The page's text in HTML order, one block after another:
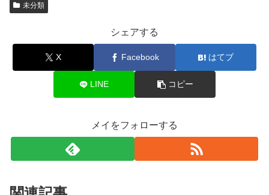
未分類
シェアする
X Facebook はてブ
LINE コピー
メイをフォローする